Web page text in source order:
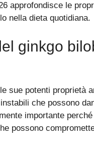
approfondisce le
nella dieta quotidiana.
ginkgo
sue potenti proprietà
che possono
importante
possono